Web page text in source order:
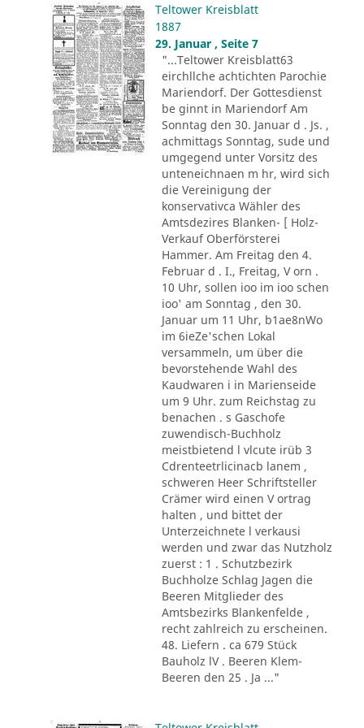
Teltower Kreisblatt
1887
29. Januar , Seite 7
"...Teltower Kreisblatt63
eirchllche achtichten Parochie
Mariendorf. Der Gottesdienst
be ginnt in Mariendorf Am
Sonntag den 30. Januar d . Js. ,
achmittags Sonntag, sude und
umgegend unter Vorsitz des
unteneichnaen m hr, wird sich
die Vereinigung der
konservativca Wähler des
Amtsdezires Blanken- [ Holz-
Verkauf Oberförsterei
Hammer. Am Freitag den 4.
Februar d . I., Freitag, V orn .
10 Uhr, sollen ioo im ioo schen
ioo' am Sonntag , den 30.
Januar um 11 Uhr, b1ae8nWo
im 6ieZe'schen Lokal
versammeln, um über die
bevorstehende Wahl des
Kaudwaren i in Marienseide
um 9 Uhr. zum Reichstag zu
benachen . s Gaschofe
zuwendisch-Buchholz
meistbietend l vlcute irüb 3
Cdrenteetrlicinacb lanem ,
schweren Heer Schriftsteller
Crämer wird einen V ortrag
halten , und bittet der
Unterzeichnete l verkausi
werden und zwar das Nutzholz
zuerst : 1 . Schutzbezirk
Buchholze Schlag Jagen die
Beeren Mitglieder des
Amtsbezirks Blankenfelde ,
recht zahlreich zu erscheinen.
48. Liefern . ca 679 Stück
Bauholz lV . Beeren Klem-
Beeren den 25 . Ja ..."